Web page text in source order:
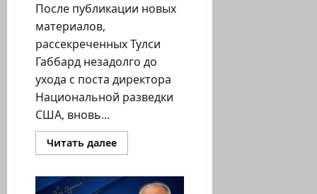
После публикации новых
материалов,
рассекреченных Тулси
Габбард незадолго до
ухода с поста директора
Национальной разведки
США, вновь...
Читать далееПрочитать
больше
скрывалось